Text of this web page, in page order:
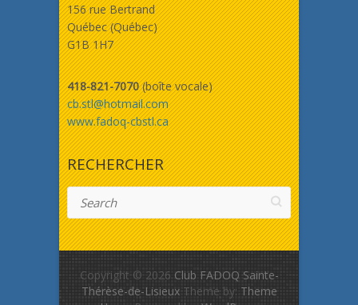
156 rue Bertrand
Québec (Québec)
G1B 1H7
418-821-7070(boîte vocale)
cb.stl@hotmail.com
www.fadoq-cbstl.ca
RECHERCHER
Copyright © 2026 Club FADOQ Sainte-
Thérèse-de-LisieuxTheme by: Theme